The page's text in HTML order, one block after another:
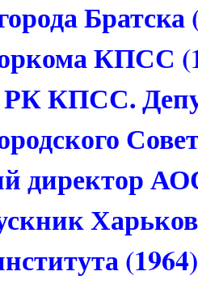
КПСС
РК КПСС.
директор